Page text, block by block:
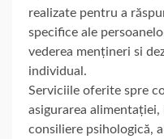
realizate pentru a
specifice ale
vederea mențineri si
individual.
Serviciile oferite spre
asigurarea
consiliere psihologică,